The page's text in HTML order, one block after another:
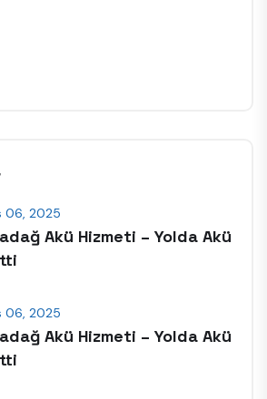
06, 2025
Akü Hizmeti – Yolda Akü
06, 2025
Akü Hizmeti – Yolda Akü